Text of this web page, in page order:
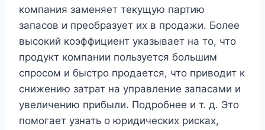
компания заменяет текущую партию
запасов и преобразует их в продажи. Более
высокий коэффициент указывает на то, что
продукт компании пользуется большим
спросом и быстро продается, что приводит к
снижению затрат на управление запасами и
увеличению прибыли. Подробнее и т. д. Это
помогает узнать о юридических рисках,